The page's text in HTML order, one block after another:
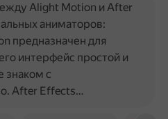
Alight Motion и After
аниматоров:
предназначен для
интерфейс простой и
знаком с
After Effects…